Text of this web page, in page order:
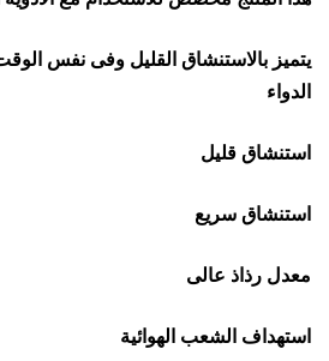
يتميز بالاستنشاق القليل وفى نفس
الدواء
استنشاق قليل
استنشاق سريع
معدل رذاذ عالى
استهداف الشعب الهوائية